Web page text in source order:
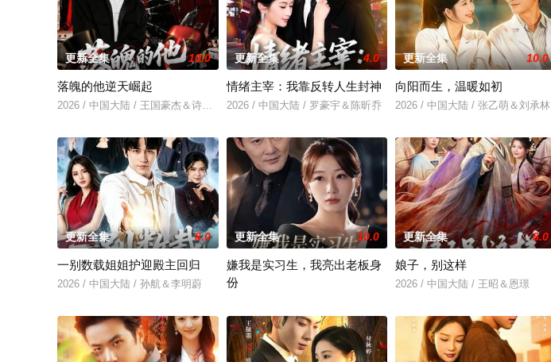
更新全集 10.0
落魄的他逆天崛起
2026 / 中国大陆 / 王国豪杰＆诗语＆梁辰羽
更新全集 4.0
情绪主宰：我靠反转人生封神
2026 / 中国大陆 / 罗豪宇＆陈昕乔
更新全集 10.0
向阳而生，温暖如初
2026 / 中国大陆 / 张乙萌＆刘承林
更新全集 8.0
一别数载姐姐护迎殿主回归
2026 / 中国大陆 / 孙航＆李明蔚
更新全集 10.0
嫌我是实习生，我亮出老板身
份
更新全集 8.0
娘子，别这样
2026 / 中国大陆 / 王昭＆恩璟